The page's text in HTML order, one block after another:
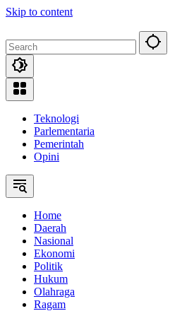
Skip to content
Teknologi
Parlementaria
Pemerintah
Opini
Home
Daerah
Nasional
Ekonomi
Politik
Hukum
Olahraga
Ragam